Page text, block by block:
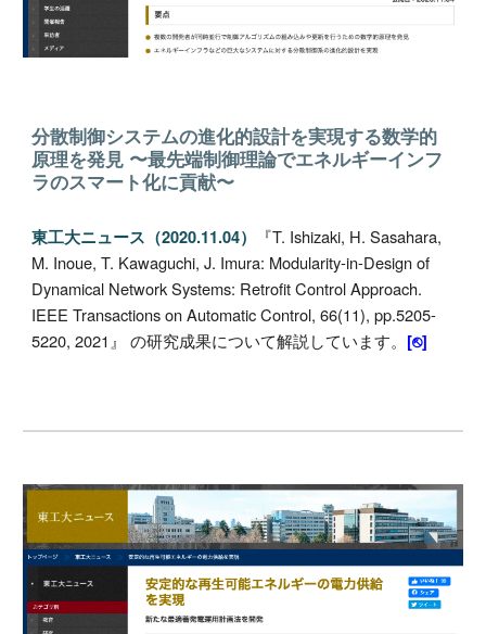
分散制御システムの進化的設計を実現する数学的
原理を発見 〜最先端制御理論でエネルギーインフ
ラのスマート化に貢献〜
東工大ニュース（2020.11.04） 『T. Ishizaki, H. Sasahara,
M. Inoue, T. Kawaguchi,J. Imura: Modularity-in-Design of
Dynamical Network Systems: Retrofit Control Approach.
IEEE Transactions onAutomatic Control,66(11), pp.5205-
5220, 2021 』 の研究成果について解説しています。 [⎋]